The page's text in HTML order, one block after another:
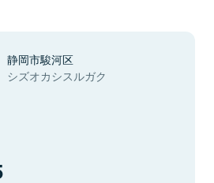
静岡市駿河区
シズオカシスルガク